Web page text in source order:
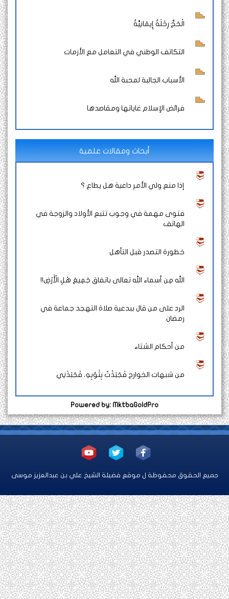
الْحَجُّ رِحْلَةٌ إِيمَانِيَّةٌ
التكاتف الوطني في التعامل مع الأزمات
الأسباب الجالبة لمحبة الله
فرائض الإسلام غاياتها ومقاصدها
أبحاث ومقالات علمية
إذا منع ولي الأمر داعية هل يطاع ؟
فتوى مهمة في وجوب تتبع الأولاد والزوجة في
خطورة التصدر قبل التأهل
الله مِن أسماء الله تعالى باتفاق جَمِيعَ هْلِ الْأَرْضِ!!
الرد على من قال ببدعية صلاة التهجد جماعة في
من أحكام الشتاء
من شبهات الخوارج فَجَبَذْتُ بِثَوْبِهِ، فَجَبَذَنِي
Powered by: MktbaGoldPro
الحقوق محفوظة ل موقع فضيلة الشيخ علي بن عبدالعزيز موسى